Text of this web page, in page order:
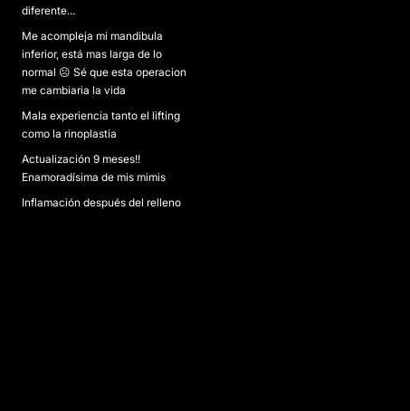
diferente...
Me acompleja mi mandibula
inferior, está mas larga de lo
normal ☹️ Sé que esta operacion
me cambiaria la vida
Mala experiencia tanto el lifting
como la rinoplastia
Actualización 9 meses!!
Enamoradísima de mis mimis
Inflamación después del relleno